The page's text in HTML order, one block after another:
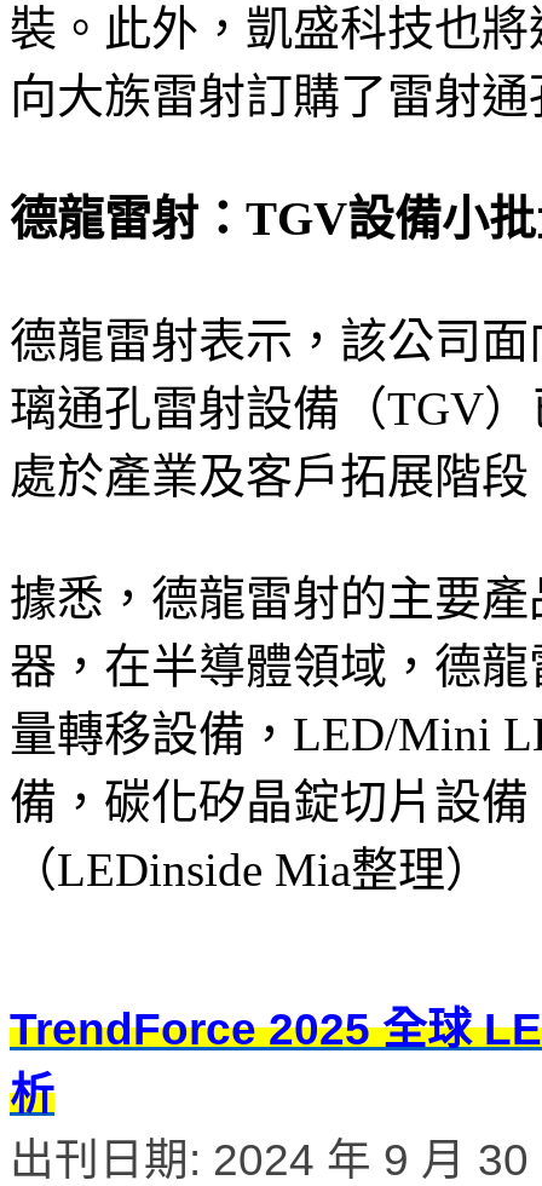
裝。此外，凱盛科技也
向大族雷射訂購了雷射
德龍雷射：TGV設備小
德龍雷射表示，該公司
璃通孔雷射設備（TGV
處於產業及客戶拓展階
據悉，德龍雷射的主要
器，在半導體領域，德
量轉移設備，LED/Mini
備，碳化矽晶錠切片設
（LEDinside Mia整理）
TrendForce 2025 全球
析
出刊日期: 2024 年 9 月 30